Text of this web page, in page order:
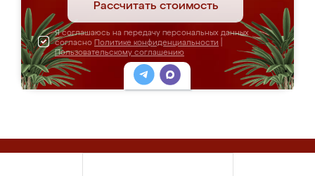
Рассчитать стоимость
Я соглашаюсь на передачу персональных данных
согласно Политике конфиденциальности
Пользовательскому соглашению